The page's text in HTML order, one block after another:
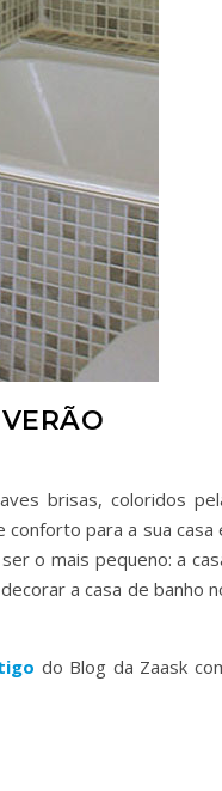
brisas, coloridos
para a sua casa
o mais pequeno: a
a casa de banho
do Blog da Zaask